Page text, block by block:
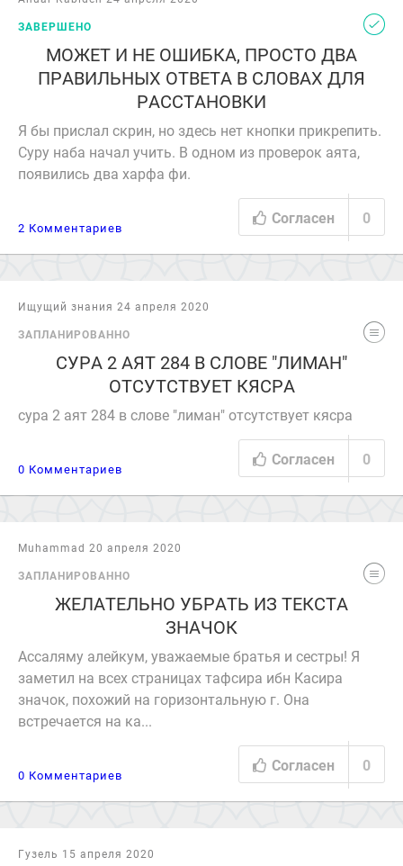
ЗАВЕРШЕНО
МОЖЕТ И НЕ ОШИБКА, ПРОСТО ДВА
ПРАВИЛЬНЫХ ОТВЕТА В СЛОВАХ ДЛЯ
РАССТАНОВКИ
Я бы прислал скрин, но здесь нет кнопки прикрепить.
Суру наба начал учить. В одном из проверок аята,
появились два харфа фи.
2 Комментариев
Согласен 0
Ищущий знания 24 апреля 2020
ЗАПЛАНИРОВАННО
СУРА 2 АЯТ 284 В СЛОВЕ "ЛИМАН"
ОТСУТСТВУЕТ КЯСРА
сура 2 аят 284 в слове "лиман" отсутствует кясра
0 Комментариев
Согласен 0
Muhammad 20 апреля 2020
ЗАПЛАНИРОВАННО
ЖЕЛАТЕЛЬНО УБРАТЬ ИЗ ТЕКСТА
ЗНАЧОК
Ассаляму алейкум, уважаемые братья и сестры! Я
заметил на всех страницах тафсира ибн Касира
значок, похожий на горизонтальную г. Она
встречается на ка...
0 Комментариев
Согласен 0
Гузель 15 апреля 2020